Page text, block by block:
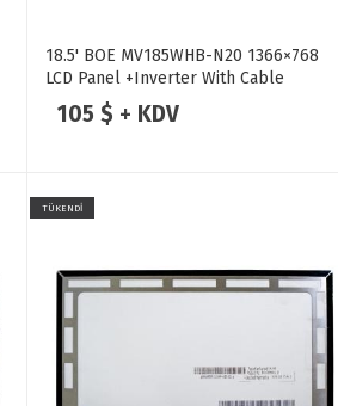
18.5' BOE MV185WHB-N20 1366×768
LCD Panel +Inverter With Cable
105 $ + KDV
TÜKENDİ